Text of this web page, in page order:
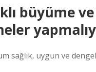
büyüme
sağlık, uygun ve